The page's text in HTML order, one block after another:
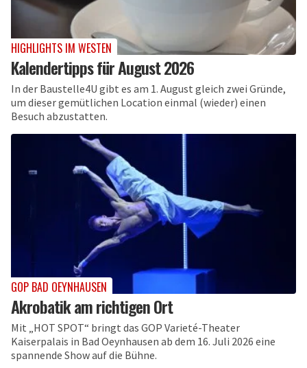
HIGHLIGHTS IM WESTEN
Kalendertipps für August 2026
In der Baustelle4U gibt es am 1. August gleich zwei Gründe,
um dieser gemütlichen Location einmal (wieder) einen
Besuch abzustatten.
GOP BAD OEYNHAUSEN
Akrobatik am richtigen Ort
Mit „HOT SPOT“ bringt das GOP Varieté-Theater
Kaiserpalais in Bad Oeynhausen ab dem 16. Juli 2026 eine
spannende Show auf die Bühne.